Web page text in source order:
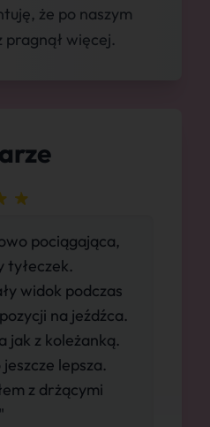
że po naszym
pragnął więcej.
pociągająca,
tyłeczek.
widok podczas
na jeźdźca.
jak z koleżanką.
jeszcze lepsza.
z drżącymi